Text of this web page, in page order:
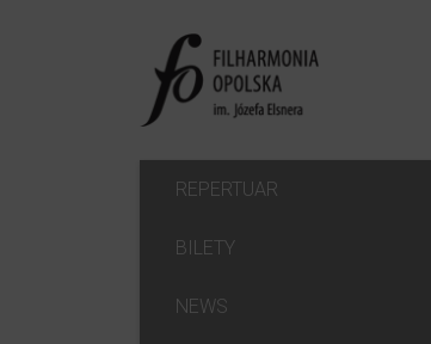
REPERTUAR
BILETY
NEWS